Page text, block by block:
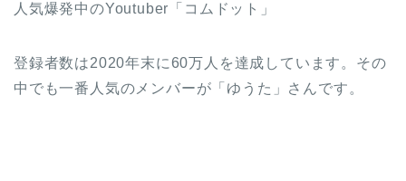
人気爆発中のYoutuber「コムドット」
登録者数は2020年末に60万人を達成しています。その
中でも一番人気のメンバーが「ゆうた」さんです。